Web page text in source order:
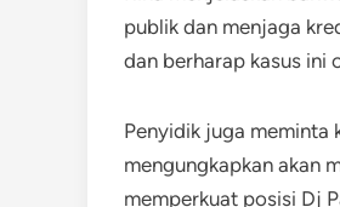
publik dan menjaga
dan berharap kasus ini
Penyidik juga meminta
mengungkapkan akan
memperkuat posisi Dj